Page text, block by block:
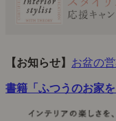
【お知らせ】 お盆の
書籍「ふつうのお家